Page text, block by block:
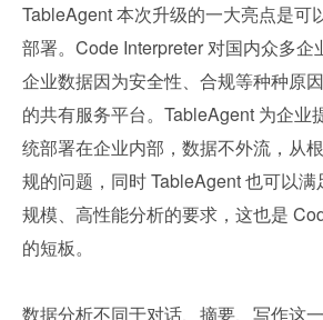
TableAgent 本次升级的一大亮点是可
部署。Code Interpreter 对国内众多企
企业数据因为安全性、合规等种种原
的共有服务平台。TableAgent 为企业
统部署在企业内部，数据不外流，从
规的问题，同时 TableAgent 也可以
规模、高性能分析的要求，这也是
的短板。
数据分析不同于对话、摘要、写作这